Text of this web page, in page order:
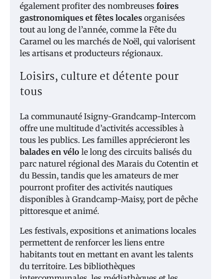
également profiter des nombreuses foires
gastronomiques et fêtes locales organisées
tout au long de l’année, comme la Fête du
Caramel ou les marchés de Noël, qui valorisent
les artisans et producteurs régionaux.
Loisirs, culture et détente pour
tous
La communauté Isigny-Grandcamp-Intercom
offre une multitude d’activités accessibles à
tous les publics. Les familles apprécieront les
balades en vélo le long des circuits balisés du
parc naturel régional des Marais du Cotentin et
du Bessin, tandis que les amateurs de mer
pourront profiter des activités nautiques
disponibles à Grandcamp-Maisy, port de pêche
pittoresque et animé.
Les festivals, expositions et animations locales
permettent de renforcer les liens entre
habitants tout en mettant en avant les talents
du territoire. Les bibliothèques